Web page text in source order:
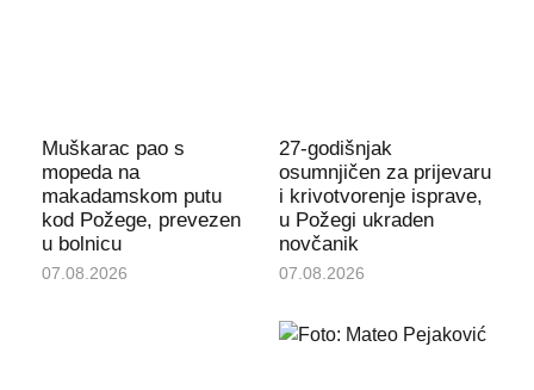
Muškarac pao s
mopeda na
makadamskom putu
kod Požege, prevezen
u bolnicu
07.08.2026
27-godišnjak
osumnjičen za prijevaru
i krivotvorenje isprave,
u Požegi ukraden
novčanik
07.08.2026